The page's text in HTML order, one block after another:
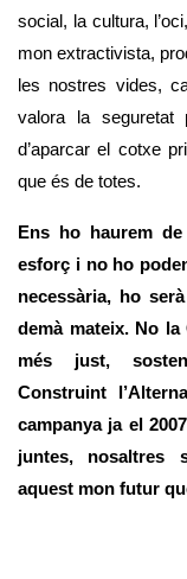
social, la cultura,
mon extractivista,
les nostres vides,
valora la
d’aparcar el cotxe
que és de totes.
Ens ho haurem
esforç i no ho
necessària, ho
demà mateix. No
més just,
Construint
campanya ja el
juntes, nosaltres
aquest mon futur